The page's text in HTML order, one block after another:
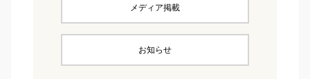
メディア掲載
お知らせ